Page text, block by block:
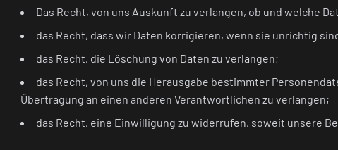
Das Recht, von uns Auskunft zu verlangen, ob und welche
das Recht, dass wir Daten korrigieren, wenn sie unrichtig
das Recht, die Löschung von Daten zu verlangen;
das Recht, von uns die Herausgabe bestimmter
Übertragung an einen anderen Verantwortlichen zu verlangen;
das Recht, eine Einwilligung zu widerrufen, soweit unsere